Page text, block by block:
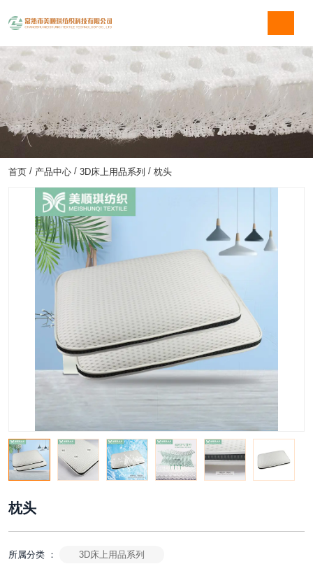
首页 / 产品中心 / 3D床上用品系列 / 枕头
枕头
所属分类 ： 3D床上用品系列